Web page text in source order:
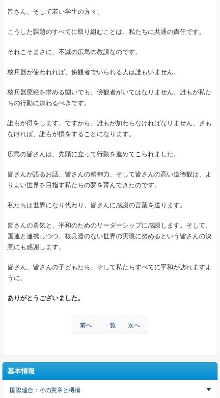
皆さん、そして若い学生の方々、
こうした課題のすべてに取り組むことは、私たちに共通の責任です。
それこそまさに、不滅の広島の教訓なのです。
核兵器が使われれば、傍観者でいられる人は誰もいません。
核兵器廃絶を求める闘いでも、傍観者がいてはなりません。誰もが私た
ちの行動に加わるべきです。
誰もが得をします。ですから、誰もが加わらなければなりません。さも
なければ、誰もが損をすることになります。
広島の皆さんは、先頭に立って行動を進めてこられました。
皆さんが語るお話、皆さんの精神力、そして皆さんの高い道徳観は、よ
りよい世界を目指す私たちの夢を育んできたのです。
私たちは世界になり代わり、皆さんに感謝の言葉を送ります。
皆さんの勇気と、平和のためのリーダーシップに感謝します。そして、
国連と連携しつつ、核兵器のない世界の実現に努めるという皆さんの決
意にも感謝します。
皆さん、皆さんの子どもたち、そして私たちすべてに平和が訪れますよ
うに。
ありがとうございました。
前へ 一覧 次へ
基本情報
国際連合：その憲章と機構